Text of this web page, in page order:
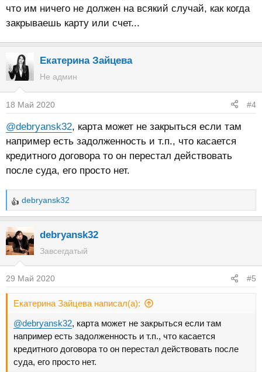
что им ничего не должен на всякий случай, как когда
закрываешь карту или счет...
Екатерина Зайцева
Не админ
18 Май 2020 #4
@debryansk32, карта может не закрыться если там
например есть задолженность и т.п., что касается
кредитного договора то он перестал действовать
после суда, его просто нет.
Р
е
а
к
ц
и
:
debryansk32
debryansk32
Завсегдатый
29 Май 2020 #5
Екатерина Зайцева написал(а):
@debryansk32, карта может не закрыться если там
например есть задолженность и т.п., что касается
кредитного договора то он перестал действовать после
суда, его просто нет.